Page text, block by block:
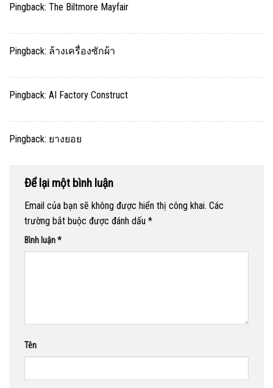
Pingback: The Biltmore Mayfair
Pingback: ล้างเครื่องซักผ้า
Pingback: AI Factory Construct
Pingback: ยางยอย
Để lại một bình luận
Email của bạn sẽ không được hiển thị công khai. Các
trường bắt buộc được đánh dấu *
Bình luận*
Tên